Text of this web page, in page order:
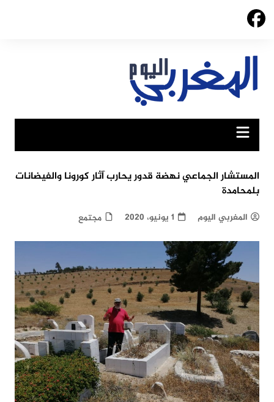
Skip
المستشار الجماعي نهضة قدور يحارب آثار كورونا والفيضانات
بلمحامدة
المغربي اليوم 1 يونيو، 2020 مجتمع